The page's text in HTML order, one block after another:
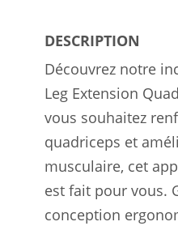
DESCRIPTION
Découvrez notre
Leg Extension
vous souhaitez
quadriceps et
musculaire, cet
est fait pour vous.
conception